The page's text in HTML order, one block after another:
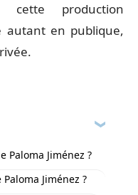
production
autant en publique,
Paloma Jiménez ?
Jiménez ?